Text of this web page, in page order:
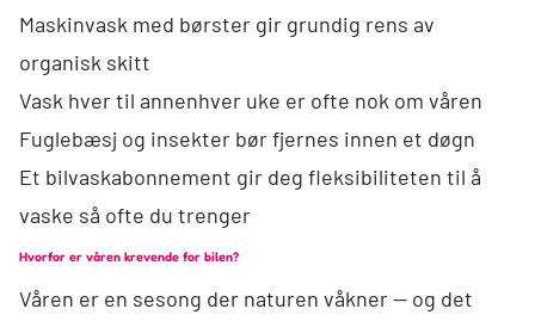
Maskinvask med børster gir grundig rens av
organisk skitt
Vask hver til annenhver uke er ofte nok om våren
Fuglebæsj og insekter bør fjernes innen et døgn
Et bilvaskabonnement gir deg fleksibiliteten til å
vaske så ofte du trenger
Hvorfor er våren krevende for bilen?
Våren er en sesong der naturen våkner — og det